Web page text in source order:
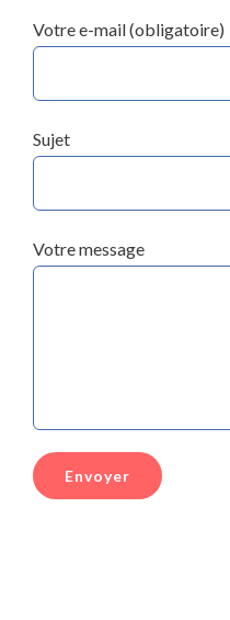
Votre e-mail (obligatoire)
Sujet
Votre message